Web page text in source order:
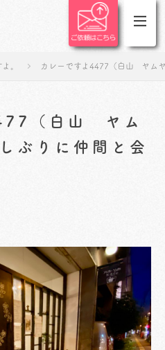
。 カレーですよ4477（白山 ヤム
（白山 ヤム
ぶりに仲間と会